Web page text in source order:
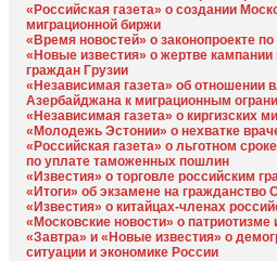
«Российская газета» о создании
миграционной биржи
«Время новостей» о законопроекте
«Новые известия» о жертве кампании
граждан Грузии
«Независимая газета» об отношении
Азербайджана к миграционным
«Независимая газета» о киргизских
«Молодежь Эстонии» о нехватке
«Российская газета» о льготном
по уплате таможенных пошлин
«Известия» о торговле российским
«Итоги» об экзамене на
«Известия» о китайцах-членах
«Московские новости» о патриотизме
«Завтра» и «Новые известия» о
ситуации и экономике России